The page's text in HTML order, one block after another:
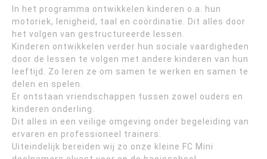
In het programma ontwikkelen kinderen o.a. hun
motoriek, lenigheid, taal en coördinatie. Dit alles door
het volgen van gestructureerde lessen.
Kinderen ontwikkelen verder hun sociale vaardigheden
door de lessen te volgen met andere kinderen van hun
leeftijd. Zo leren ze om samen te werken en samen te
delen en spelen.
Er ontstaan vriendschappen tussen zowel ouders en
kinderen onderling.
Dit alles in een veilige omgeving onder begeleiding van
ervaren en professioneel trainers.
Uiteindelijk bereiden wij zo onze kleine FC Mini